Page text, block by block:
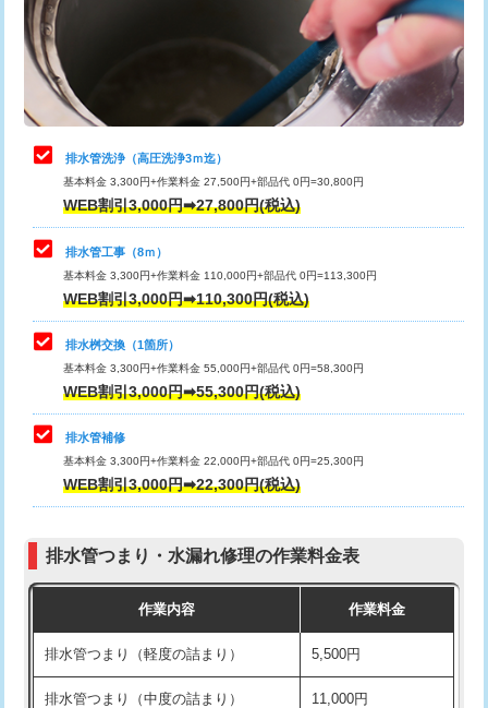
排水管工事（土の掘削・埋め戻し作
業）
11,000円~
排水管工事（排水管工事/3ｍまで） 55,000円
排水管工事（追加 排水管工事/3ｍ超
え）
マス交換（土の掘削・埋め戻し作業）
マス交換（深さ50㎝未満）
マス交換（深さ50㎝以上）
コンクリート斫り（厚さ10㎝まで）
コンクリート斫り（厚さ10㎝超え）
モルタル補修（厚さ10㎝まで）
モルタル補修（厚さ10㎝超え）
追加人工 16,500円
現場見積
※給水管工事は20mmまでの価格です。
桝清掃 8,800円
止水・漏水調査・防水処理・清掃・修
理・調整・分解・加工など（軽作業）
11,000円
止水・漏水調査・防水処理・清掃・修
理・調整・分解・加工など（中作業）
22,000円
止水・漏水調査・防水処理・清掃・修
理・調整・分解・加工など（重作業）
33,000円
その他部品の脱着
交換・取付（タンク）
交換・取付(単水栓（壁付・デッキ
式）)
交換・取付(混合水栓（壁付・デッキ
式・ワンホール）)
16,500円+材料費
交換・取付(排水栓・排水トラップ
交換・取付（その他部品） 11,000円+材料費
持込商品取付（単水栓） 13,200円
持込商品取付（混合水栓） 16,500円
持込商品取付（浄水器・分岐水栓） 16,500円
排水管洗浄（高圧洗浄3ｍ迄）
基本料金 3,300円+作業料金 27,500円+部品代 0円=30,800円
WEB割引3,000円➡27,800円(税込)
排水管工事（8ｍ）
基本料金 3,300円+作業料金 110,000円+部品代 0円=113,300円
WEB割引3,000円➡110,300円(税込)
排水桝交換（1箇所）
基本料金 3,300円+作業料金 55,000円+部品代 0円=58,300円
WEB割引3,000円➡55,300円(税込)
排水管補修
基本料金 3,300円+作業料金 22,000円+部品代 0円=25,300円
WEB割引3,000円➡22,300円(税込)
排水管つまり・水漏れ修理の作業料金表
作業内容 作業料金
排水管つまり（軽度の詰まり） 5,500円
排水管つまり（中度の詰まり） 11,000円